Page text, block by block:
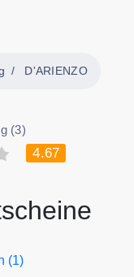
D'ARIENZO
(3)
4.67
(1)